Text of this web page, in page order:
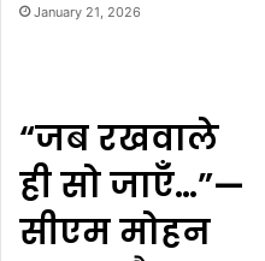
January 21, 2026
“जब रखवाले
ही सो जाएँ…”—
सीएम मोहन